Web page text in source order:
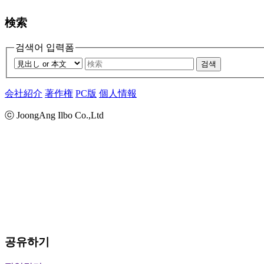
検索
검색어 입력폼
검색
会社紹介 著作権 PC版 個人情報
ⓒ JoongAng Ilbo Co.,Ltd
공유하기